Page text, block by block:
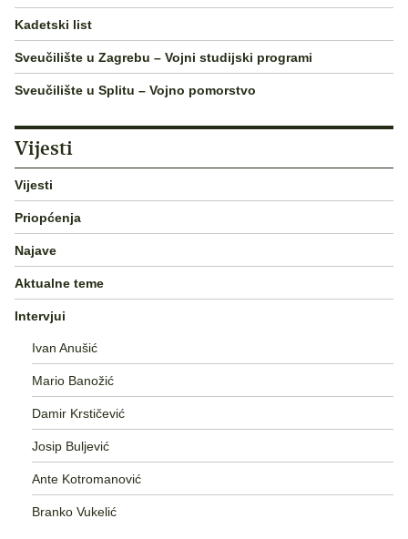
Kadetski list
Sveučilište u Zagrebu – Vojni studijski programi
Sveučilište u Splitu – Vojno pomorstvo
Vijesti
Vijesti
Priopćenja
Najave
Aktualne teme
Intervjui
Ivan Anušić
Mario Banožić
Damir Krstičević
Josip Buljević
Ante Kotromanović
Branko Vukelić